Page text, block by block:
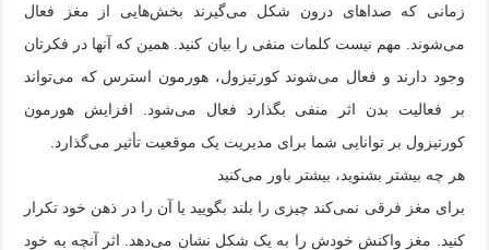
زمانی که صداهای درون شکل می‌گیرند بخش‌هایی از مغز فعال
می‌شوند. مهم نیست کلمات منفی را بیان کنید. همین که آنها در فکرتان
وجود دارند و فعال می‌شوند کورتیزول، هورمون استرس که می‌تواند
بر فعالیت بدن اثر منفی بگذارد فعال می‌شود. افزایش هورمون
کورتیزول بر توانایی شما برای مدیریت یک موقعیت تأثیر می‌گذارد.
هر چه بیشتر بشنوید، بیشتر باور می‌کنید
برای مغز فرقی نمی‌کند چیزی را بلند بگویید یا آن را در ذهن خود تکرار
کنید. مغز واکنش خودش را به یک شکل نشان می‌دهد. اثر آنچه به خود